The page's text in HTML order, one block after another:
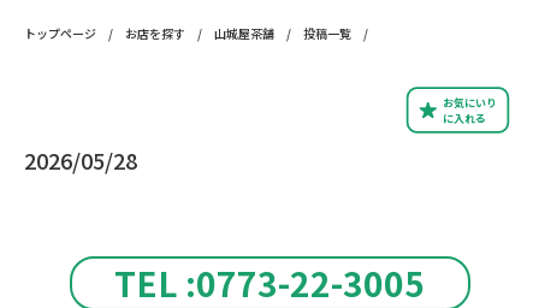
トップページ / お店を探す / 山城屋茶舗 / 投稿一覧 /
2026/05/28
お気にいり
に入れる
TEL :0773-22-3005